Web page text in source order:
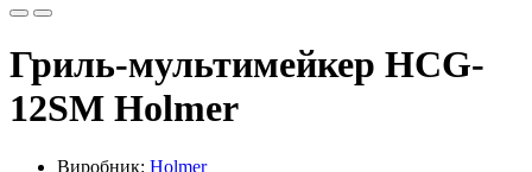
Гриль-мультимейкер HCG-
12SM Holmer
Виробник: Holmer